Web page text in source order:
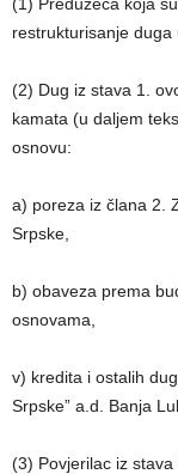
restrukturisanje duga
(2) Dug iz stava 1.
kamata (u daljem
osnovu:
a) poreza iz člana 2.
Srpske,
b) obaveza prema
osnovama,
v) kredita i ostalih
Srpske” a.d. Banja
(3) Povjerilac iz